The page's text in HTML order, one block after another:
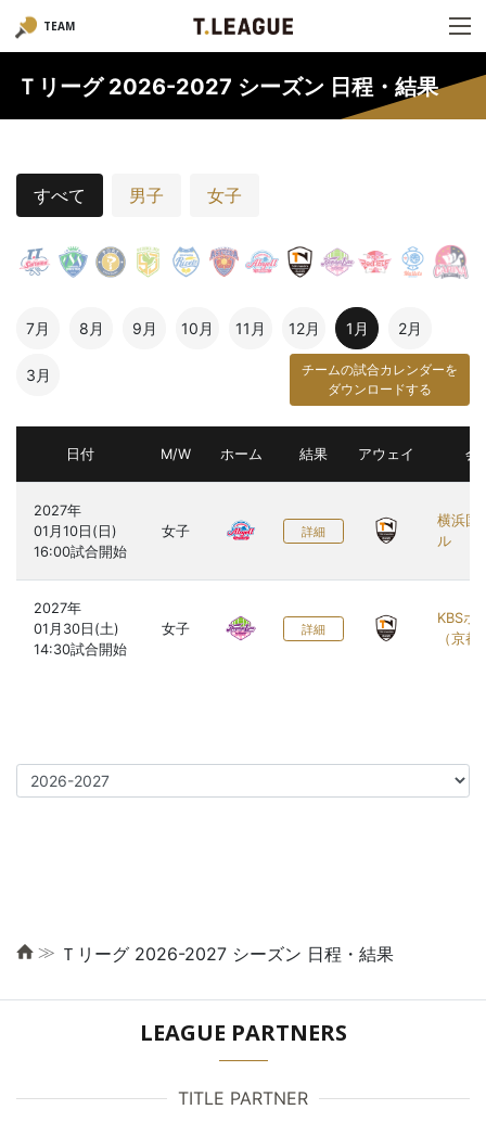
TEAM
Ｔリーグ 2026-2027 シーズン 日程・結果
すべて 男子 女子
7月 8月 9月 10月 11月 12月 1月 2月
3月
チームの試合カレンダーを
ダウンロードする
日付 M/W ホーム 結果 アウェイ 会
2027年
01月10日(日)
女子 詳細
横浜国
ル
2027年
01月30日(土)
女子 詳細
KBSホ
（京都
≫ Ｔリーグ 2026-2027 シーズン 日程・結果
LEAGUE PARTNERS
TITLE PARTNER